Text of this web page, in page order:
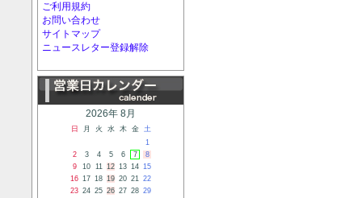
ご利用規約
お問い合わせ
サイトマップ
ニュースレター登録解除
2026年 8月
日 月 火 水 木 金
土
1
2
3 4 5 6 7
8
9
10 11 12 13 14 15
16 17 18 19 20 21 22
23 24 25 26 27 28 29